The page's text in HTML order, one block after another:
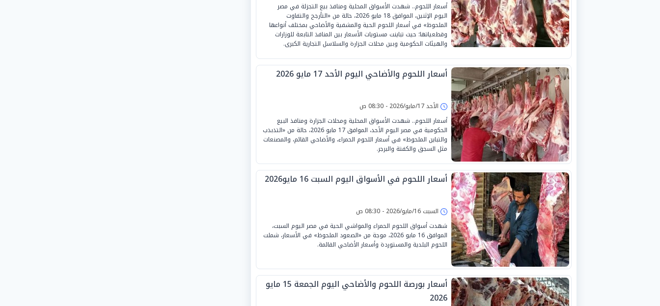
أسعار اللحوم.. شهدت الأسواق المحلية ومنافذ بيع التجزئة في مصر
اليوم الإثنين، الموافق 18 مايو 2026، حالة من «التأرجح والتفاوت
الملحوظ» في أسعار اللحوم الحية والمشفية والأضاحي بمختلف أنواعها
وقطعياتها؛ حيث تباينت مستويات الأسعار بين المنافذ التابعة للوزارات
والهيئات الحكومية وبين محلات الجزارة والسلاسل التجارية الكبرى.
أسعار اللحوم والأضاحي اليوم الأحد 17 مايو 2026
الأحد 17/مايو/2026 - 08:30 ص
أسعار اللحوم.. شهدت الأسواق المحلية ومحلات الجزارة ومنافذ البيع
الحكومية في مصر اليوم الأحد، الموافق 17 مايو 2026، حالة من «التذبذب
والتباين الملحوظ» في أسعار اللحوم الحمراء، والأضاحي القائم، والمصنعات
مثل السجق والكفتة والبرجر.
أسعار اللحوم في الأسواق اليوم السبت 16 مايو2026
السبت 16/مايو/2026 - 08:30 ص
شهدت أسواق اللحوم الحمراء والمواشي الحية في مصر اليوم السبت،
الموافق 16 مايو 2026، موجة من «الصعود الملحوظ» في الأسعار، شملت
اللحوم البلدية والمستوردة وأسعار الأضاحي القائمة.
أسعار بورصة اللحوم والأضاحي اليوم الجمعة 15 مايو
2026